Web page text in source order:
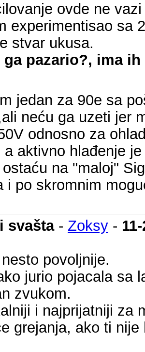
ovde ne
experimentisao sa
stvar ukusa.
pazario?, ima ih
jedan za 90e sa
neću ga uzeti jer
odnosno za
a aktivno hlađenje
na "maloj"
i po skromnim
svašta- Zoksy -
povoljnije.
jurio pojacala sa
zvukom.
i najprijatniji za
grejanja, ako ti